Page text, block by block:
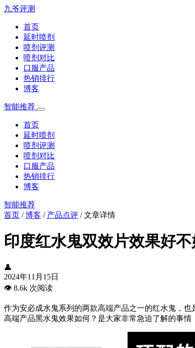
九爷评测
首页
延时喷剂
喷剂评测
喷剂对比
口服产品
热销排行
博客
智能推荐
首页
延时喷剂
喷剂评测
喷剂对比
口服产品
热销排行
博客
智能推荐
首页 /博客 / 产品点评 /文章详情
印度红水鬼双效片效果好
👤
2024年11月15日
👁️ 8.6k 次阅读
作为安必成水鬼系列的两款高端产品之一的红水鬼，
高端产品黑水鬼效果如何？是大家非常急迫了解的事